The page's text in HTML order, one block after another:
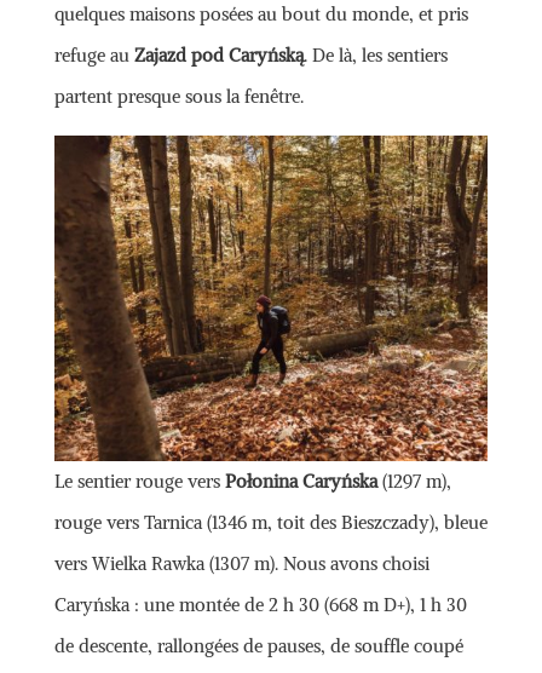
quelques maisons posées au bout du monde, et pris
refuge auZajazd pod Caryńską. De là, les sentiers
partent presque sous la fenêtre.
Le sentier rouge vers Połonina Caryńska(1297 m),
rouge vers Tarnica (1346 m, toit des Bieszczady), bleue
vers Wielka Rawka (1307 m). Nous avons choisi
Caryńska : une montée de 2 h 30 (668 m D+), 1 h 30
de descente, rallongées de pauses, de souffle coupé